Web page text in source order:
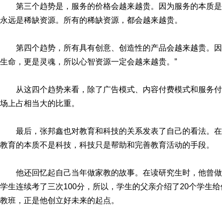
第三个趋势是，服务的价格会越来越贵。因为服务的本质
永远是稀缺资源。所有的稀缺资源，都会越来越贵。
第四个趋势，所有具有创意、创造性的产品会越来越贵。
生命，更是灵魂，所以心智资源一定会越来越贵。”
从这四个趋势来看，除了广告模式、内容付费模式和服务
场上占相当大的比重。
最后，张邦鑫也对教育和科技的关系发表了自己的看法。
教育的本质不是科技，科技只是帮助和完善教育活动的手段。
他还回忆起自己当年做家教的故事。在读研究生时，他曾
学生连续考了三次100分，所以，学生的父亲介绍了20个学生
教班，正是他创立好未来的起点。